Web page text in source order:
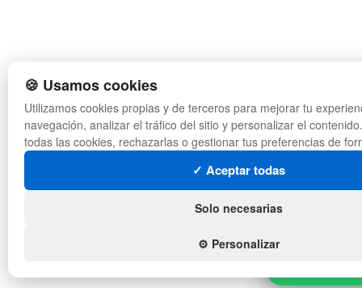
🍪 Usamos cookies
Utilizamos cookies propias y de terceros para mejorar tu
navegación, analizar el tráfico del sitio y personalizar el
todas las cookies, rechazarlas o gestionar tus preferencias de
✓ Aceptar todas
Solo necesarias
⚙️ Personalizar